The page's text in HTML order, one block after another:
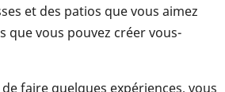
et des patios que vous aimez
que vous pouvez créer vous-
faire quelques expériences, vous